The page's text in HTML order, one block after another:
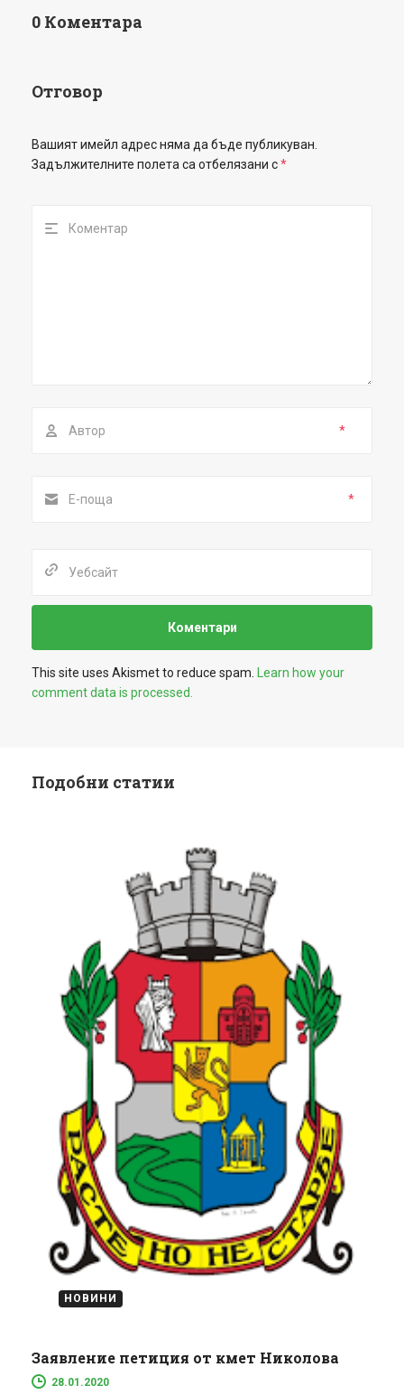
0 Коментара
Отговор
Вашият имейл адрес няма да бъде публикуван.
Задължителните полета са отбелязани с*
*
*
This site uses Akismet to reduce spam. Learn how your
comment data is processed.
Подобни статии
НОВИНИ
Заявление петиция от кмет Николова
28.01.2020